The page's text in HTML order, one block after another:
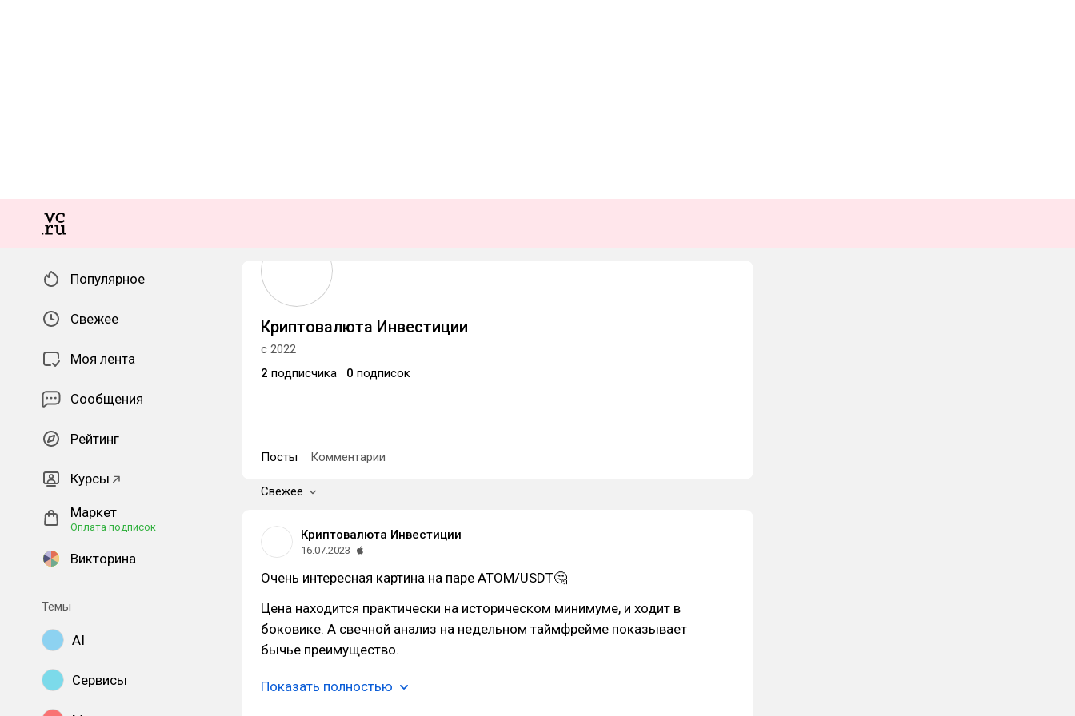
Популярное
Свежее
Моя лента
Сообщения
Рейтинг
Курсы
Маркет
Оплата подписок
Викторина
Темы
AI
Сервисы
Криптовалюта Инвестиции
с 2022
2 подписчика 0 подписок
Посты Комментарии
Свежее
Криптовалюта Инвестиции
16.07.2023
Очень интересная картина на паре ATOM/USDT🤔
Цена находится практически на историческом минимуме, и ходит в
боковике. А свечной анализ на недельном таймфрейме показывает
бычье преимущество.
Показать полностью